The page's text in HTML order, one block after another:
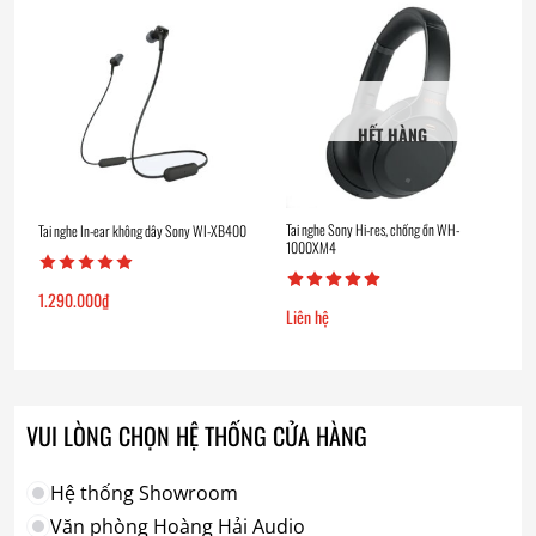
Tai nghe In-ear không dây Sony WI-XB400
1.290.000₫
HẾT HÀNG
Tai nghe Sony Hi-res, chống ồn WH-
1000XM4
Liên hệ
VUI LÒNG CHỌN HỆ THỐNG CỬA HÀNG
Hệ thống Showroom
Văn phòng Hoàng Hải Audio